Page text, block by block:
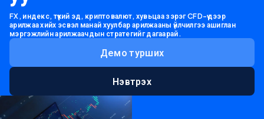
FX, индекс, түүхий эд, криптовалют, хувьцаа зэрэг CFD-үүдээр
арилжаа хийх эсвэл манай хуулбар арилжааны үйлчилгээ ашиглан
мэргэжлийн арилжаачдын стратегийг дагаарай.
Демо турших
Нэвтрэх